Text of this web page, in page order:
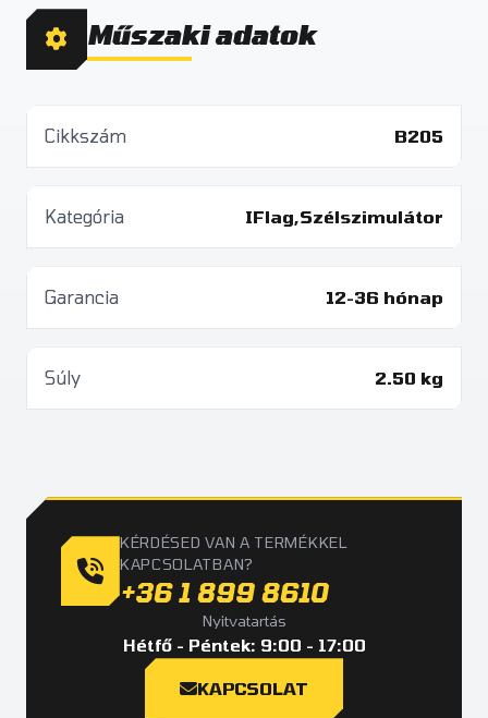
Műszaki adatok
Cikkszám B205
Kategória IFlag,Szélszimulátor
Garancia 12-36 hónap
Súly 2.50 kg
KÉRDÉSED VAN A TERMÉKKEL
KAPCSOLATBAN?
+36 1 899 8610
Nyitvatartás
Hétfő - Péntek: 9:00 - 17:00
KAPCSOLAT